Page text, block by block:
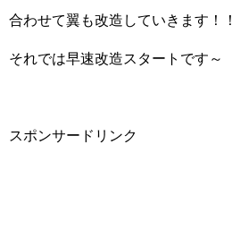
合わせて翼も改造していきます！！
それでは早速改造スタートです～
スポンサードリンク